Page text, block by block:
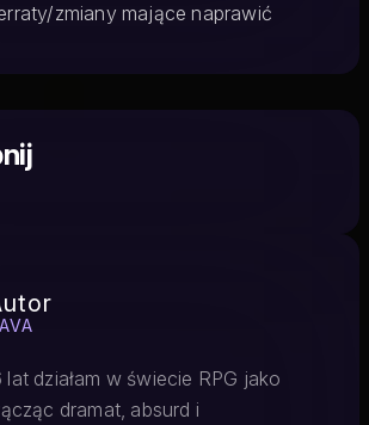
zmiany mające naprawić
lat działam w świecie RPG jako
dramat, absurd i